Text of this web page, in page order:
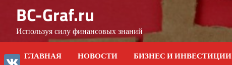
content
BC-Graf.ru
Используя силу финансовых знаний
ГЛАВНАЯ НОВОСТИ БИЗНЕС И ИНВЕСТИЦИИ